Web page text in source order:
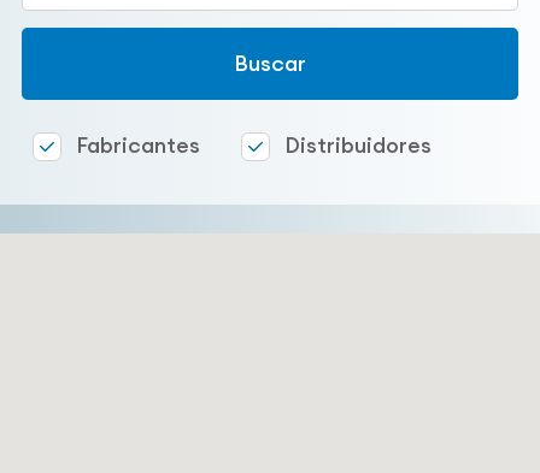
Fabricantes Distribuidores